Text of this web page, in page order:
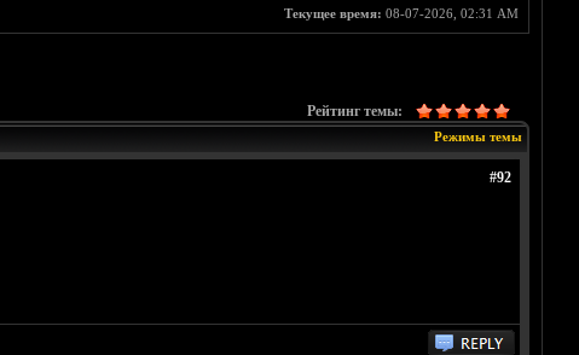
Текущее время: 08-07-2026, 02:31 AM
Рейтинг темы:
Режимы темы
#92